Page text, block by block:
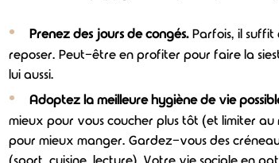
Prenez des jours de congés. Parfois, il
reposer. Peut-être en profiter pour faire la
lui aussi.
Adoptez la meilleure hygiène de vie
mieux pour vous coucher plus tôt (et limiter au
pour mieux manger. Gardez-vous des